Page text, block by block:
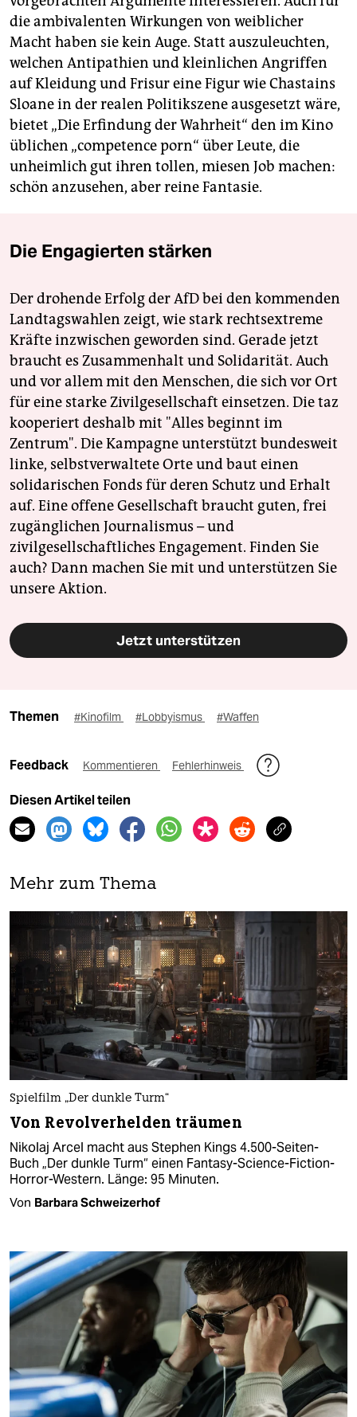
die ambivalenten Wirkungen von weiblicher
Macht haben sie kein Auge. Statt auszuleuchten,
welchen Antipathien und kleinlichen Angriffen
auf Kleidung und Frisur eine Figur wie Chastains
Sloane in der realen Politikszene ausgesetzt wäre,
bietet „Die Erfindung der Wahrheit“ den im Kino
üblichen „competence porn“ über Leute, die
unheimlich gut ihren tollen, miesen Job machen:
schön anzusehen, aber reine Fantasie.
Die Engagierten stärken
Der drohende Erfolg der AfD bei den kommenden
Landtagswahlen zeigt, wie stark rechtsextreme
Kräfte inzwischen geworden sind. Gerade jetzt
braucht es Zusammenhalt und Solidarität. Auch
und vor allem mit den Menschen, die sich vor Ort
für eine starke Zivilgesellschaft einsetzen. Die taz
kooperiert deshalb mit "Alles beginnt im
Zentrum". Die Kampagne unterstützt bundesweit
linke, selbstverwaltete Orte und baut einen
solidarischen Fonds für deren Schutz und Erhalt
auf. Eine offene Gesellschaft braucht guten, frei
zugänglichen Journalismus – und
zivilgesellschaftliches Engagement. Finden Sie
auch? Dann machen Sie mit und unterstützen Sie
unsere Aktion.
Jetzt unterstützen
Themen #Kinofilm #Lobbyismus #Waffen
Feedback Kommentieren Fehlerhinweis
Diesen Artikel teilen
Mehr zum Thema
Spielfilm „Der dunkle Turm“
Von Revolverhelden träumen
Nikolaj Arcel macht aus Stephen Kings 4.500-Seiten-
Buch „Der dunkle Turm“ einen Fantasy-Science-Fiction-
Horror-Western. Länge: 95 Minuten.
Von Barbara Schweizerhof